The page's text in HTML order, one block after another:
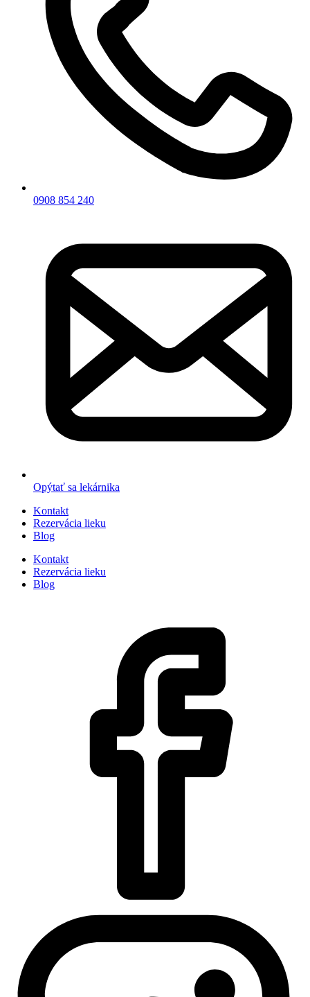
0908 854 240
Opýtať sa lekárnika
Kontakt
Rezervácia lieku
Blog
Kontakt
Rezervácia lieku
Blog